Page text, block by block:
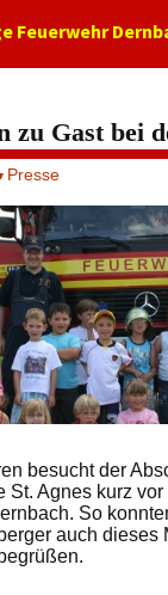
Feuerwehr
zu Gast bei
Presse
besucht der
St. Agnes kurz
So
auch dieses